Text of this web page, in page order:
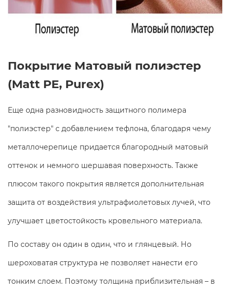
Покрытие Матовый полиэстер
(Matt PE, Purex)
Еще одна разновидность защитного полимера
"полиэстер" с добавлением тефлона, благодаря чему
металлочерепице придается благородный матовый
оттенок и немного шершавая поверхность. Также
плюсом такого покрытия является дополнительная
защита от воздействия ультрафиолетовых лучей, что
улучшает цветостойкость кровельного материала.
По составу он один в один, что и глянцевый. Но
шероховатая структура не позволяет нанести его
тонким слоем. Поэтому толщина приблизительная – в